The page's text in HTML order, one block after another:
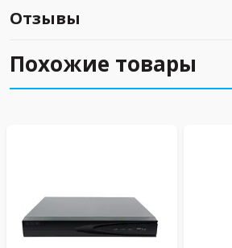
Отзывы
Похожие товары